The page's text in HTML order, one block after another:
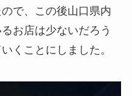
で、この後山口県内
お店は少ないだろう
くことにしました。